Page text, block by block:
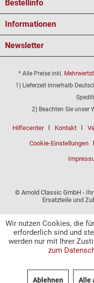
Bestellinfo
Informationen
Newsletter
* Alle Preise inkl.
1) Lieferzeit innerhalb
2) Beachten Sie unser
Hilfecenter Kontakt
Cookie-Einstellungen
© Arnold Classic GmbH -
Ersatzteile und
Wir nutzen Cookies, die
erforderlich sind und
werden nur mit Ihrer
zum
Ablehnen Alle